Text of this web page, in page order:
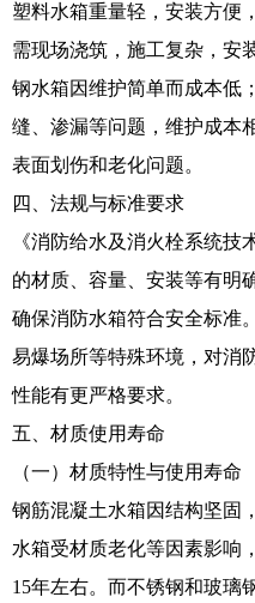
塑料水箱重量轻，安装方便
需现场浇筑，施工复杂，安
钢水箱因维护简单而成本低
缝、渗漏等问题，维护成本
表面划伤和老化问题。
四、法规与标准要求
《消防给水及消火栓系统
的材质、容量、安装等有明
确保消防水箱符合安全标准
易爆场所等特殊环境，对消
性能有更严格要求。
五、材质使用寿命
（一）材质特性与使用寿命
钢筋混凝土水箱因结构坚固
水箱受材质老化等因素影响
15年左右。而不锈钢和玻璃